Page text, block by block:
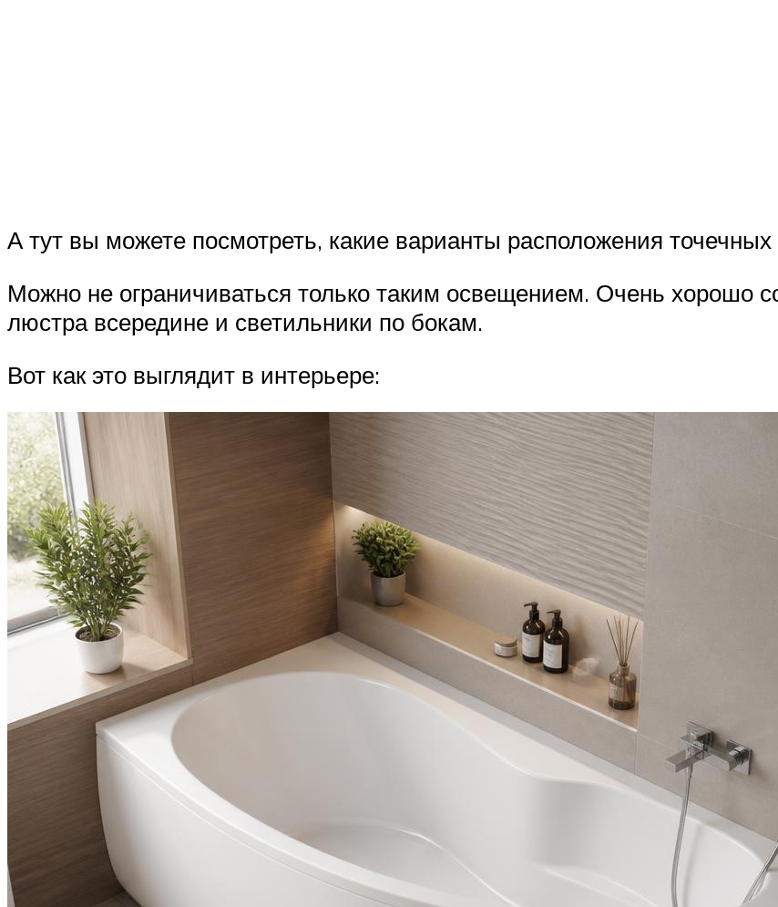
А тут вы можете посмотреть, какие варианты расположения
Можно не ограничиваться только таким освещением. Очень хорошо
люстра всередине и светильники по бокам.
Вот как это выглядит в интерьере: